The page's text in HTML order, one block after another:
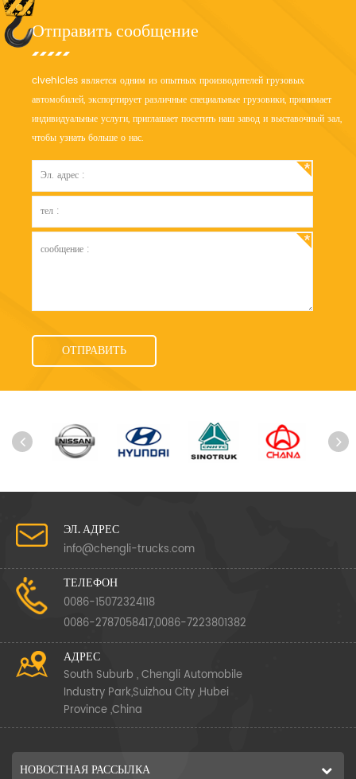
Отправить сообщение
clvehicles является одним из опытных производителей грузовых
автомобилей, экспортирует различные специальные грузовики, принимает
индивидуальные услуги, приглашает посетить наш завод и выставочный зал,
чтобы узнать больше о нас.
ЭЛ. АДРЕС
info@chengli-trucks.com
ТЕЛЕФОН
0086-15072324118
0086-2787058417,0086-7223801382
АДРЕС
South Suburb , Chengli Automobile
Industry Park,Suizhou City ,Hubei
Province ,China
НОВОСТНАЯ РАССЫЛКА